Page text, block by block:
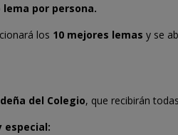
por persona.
los 10 mejores lemas y se
del Colegio, que recibirán
especial: